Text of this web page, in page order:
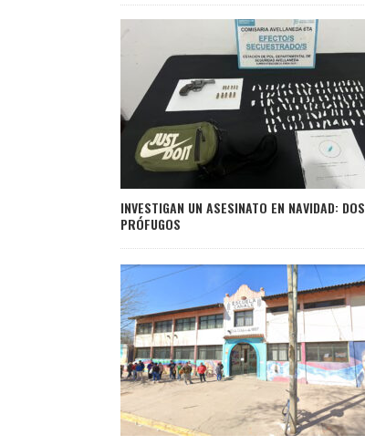
INVESTIGAN UN ASESINATO EN NAVIDAD: DOS
PRÓFUGOS